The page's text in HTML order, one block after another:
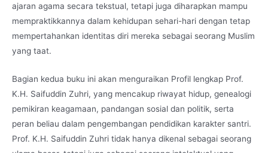
ajaran agama secara tekstual, tetapi juga diharapkan mampu
mempraktikkannya dalam kehidupan sehari-hari dengan tetap
mempertahankan identitas diri mereka sebagai seorang Muslim
yang taat.
Bagian kedua buku ini akan menguraikan Profil lengkap Prof.
K.H. Saifuddin Zuhri, yang mencakup riwayat hidup, genealogi
pemikiran keagamaan, pandangan sosial dan politik, serta
peran beliau dalam pengembangan pendidikan karakter santri.
Prof. K.H. Saifuddin Zuhri tidak hanya dikenal sebagai seorang